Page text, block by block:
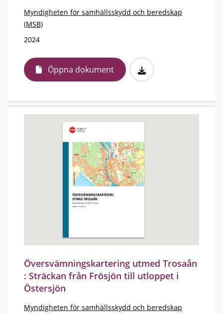
Myndigheten för samhällsskydd och beredskap
(MSB)
2024
Öppna dokument
Översvämningskartering utmed Trosaån
: Sträckan från Frösjön till utloppet i
Östersjön
Myndigheten för samhällsskydd och beredskap